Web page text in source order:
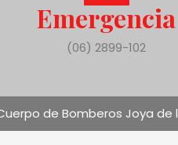
Emergencia
(06) 2899-102
de Bomberos Joya